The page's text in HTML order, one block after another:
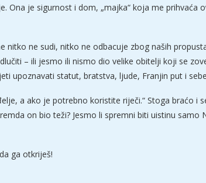
Ona je sigurnost i dom, „majka“ koja me
nitko ne sudi, nitko ne odbacuje zbog naših
– ili jesmo ili nismo dio velike obitelji koji se
upoznavati statut, bratstva, ljude, Franjin put i
a ako je potrebno koristite riječi.“ Stoga braćo i
on bio teži? Jesmo li spremni biti uistinu
ga otkriješ­!